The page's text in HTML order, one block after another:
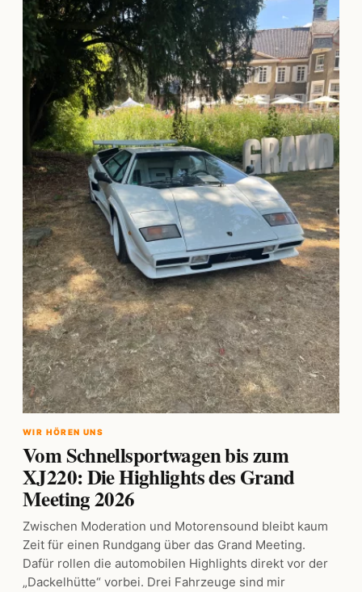
WIR HÖREN UNS
Vom Schnellsportwagen bis zum
XJ220: Die Highlights des Grand
Meeting 2026
Zwischen Moderation und Motorensound bleibt kaum
Zeit für einen Rundgang über das Grand Meeting.
Dafür rollen die automobilen Highlights direkt vor der
„Dackelhütte“ vorbei. Drei Fahrzeuge sind mir